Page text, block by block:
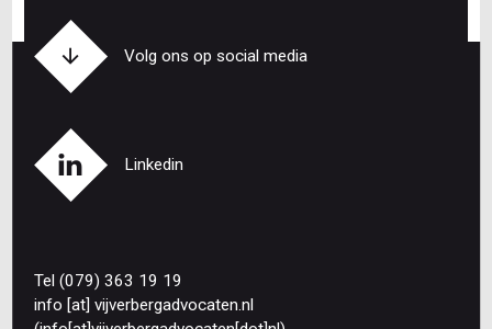
Volg ons op social media
Linkedin
Tel (079) 363 19 19
info [at] vijverbergadvocaten.nl